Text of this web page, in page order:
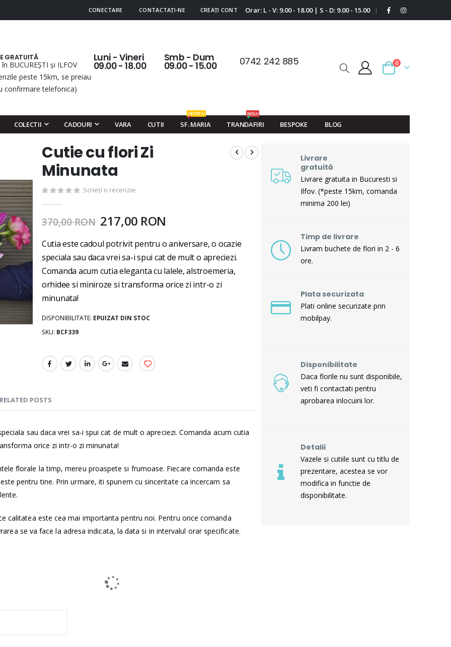
CONECTARE CONTACTAȚI-NE CREAȚI CONT Orar: L - V: 9.00 - 18.00 | S - D: 9.00 - 15.00 |
GRATUITĂ
BUCUREȘTI și ILFOV
peste 15km, se preiau
confirmare telefonica)
Luni - Vineri
09.00 - 18.00
Smb - Dum
09.00 - 15.00 0742 242 885
Cart
0
COLECTII CADOURI VARA CUTII SF. MARIA
OFERTA!
TRANDAFIRI
NOU!
BESPOKE BLOG
Skip
beginning
of
the
images
Cutie cu flori Zi
Minunata
Scrieți o recenzie
370,00 RON 217,00 RON
Cutia este cadoul potrivit pentru o aniversare, o ocazie
speciala sau daca vrei sa-i spui cat de mult o apreciezi.
Comanda acum cutia eleganta cu lalele, alstroemeria,
orhidee si miniroze si transforma orice zi intr-o zi
minunata!
DISPONIBILITATE: EPUIZAT DIN STOC
SKU BCF339
sau daca vrei sa-i spui cat de mult o apreciezi. Comanda acum cutia
orice zi intr-o zi minunata!
florale la timp, mereu proaspete si frumoase. Fiecare comanda este
pentru tine. Prin urmare, iti spunem cu sinceritate ca incercam sa
calitatea este cea mai importanta pentru noi. Pentru orice comanda
se va face la adresa indicata, la data si in intervalul orar specificate.
RELATED POSTS
Livrare
gratuită
Livrare gratuita in Bucuresti si
Ilfov. (*peste 15km, comanda
minima 200 lei)
Timp de livrare
Livram buchete de flori in 2 - 6
ore.
Plata securizata
Plati online securizate prin
mobilpay.
Disponibilitate
Daca florile nu sunt disponibile,
veti fi contactati pentru
aprobarea inlocuirii lor.
Detalii
Vazele si cutiile sunt cu titlu de
prezentare, acestea se vor
modifica in functie de
disponibilitate.